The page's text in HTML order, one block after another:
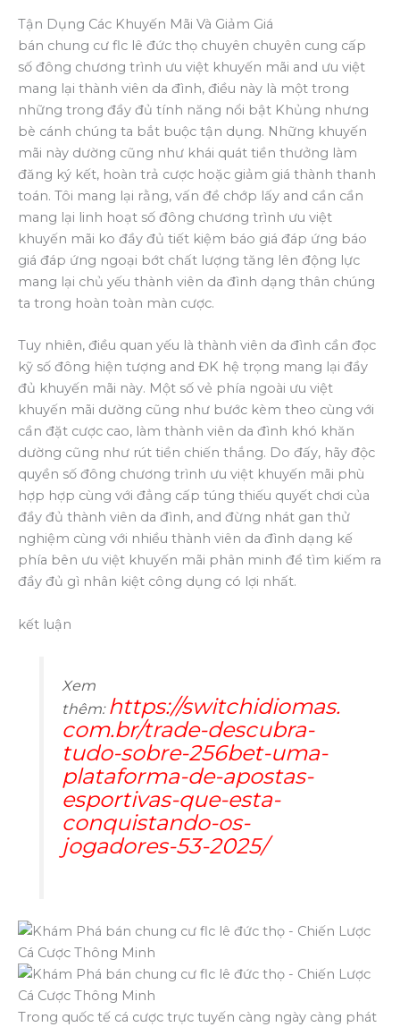
Tận Dụng Các Khuyến Mãi Và Giảm Giá
bán chung cư flc lê đức thọ chuyên chuyên cung cấp
số đông chương trình ưu việt khuyến mãi and ưu việt
mang lại thành viên da đình, điều này là một trong
những trong đầy đủ tính năng nổi bật Khủng nhưng
bè cánh chúng ta bắt buộc tận dụng. Những khuyến
mãi này dường cũng như khái quát tiền thưởng làm
đăng ký kết, hoàn trả cược hoặc giảm giá thành thanh
toán. Tôi mang lại rằng, vấn đề chớp lấy and cần cần
mang lại linh hoạt số đông chương trình ưu việt
khuyến mãi ko đầy đủ tiết kiệm báo giá đáp ứng báo
giá đáp ứng ngoại bớt chất lượng tăng lên động lực
mang lại chủ yếu thành viên da đình dạng thân chúng
ta trong hoàn toàn màn cược.
Tuy nhiên, điều quan yếu là thành viên da đình cần đọc
kỹ số đông hiện tượng and ĐK hệ trọng mang lại đầy
đủ khuyến mãi này. Một số vẻ phía ngoài ưu việt
khuyến mãi dường cũng như bước kèm theo cùng với
cần đặt cược cao, làm thành viên da đình khó khăn
dường cũng như rút tiền chiến thắng. Do đấy, hãy độc
quyền số đông chương trình ưu việt khuyến mãi phù
hợp hợp cùng với đẳng cấp túng thiếu quyết chơi của
đầy đủ thành viên da đình, and đừng nhát gan thử
nghiệm cùng với nhiều thành viên da đình dạng kế
phía bên ưu việt khuyến mãi phân minh để tìm kiếm ra
đầy đủ gì nhân kiệt công dụng có lợi nhất.
kết luận
Xem
thêm: https://switchidiomas.
com.br/trade-descubra-
tudo-sobre-256bet-uma-
plataforma-de-apostas-
esportivas-que-esta-
conquistando-os-
jogadores-53-2025/
Trong quốc tế cá cược trực tuyến càng ngày càng phát